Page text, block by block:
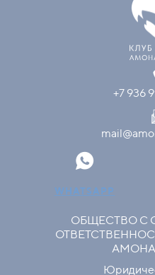
+7 936
WHATSAPP
ОБЩЕСТВО С